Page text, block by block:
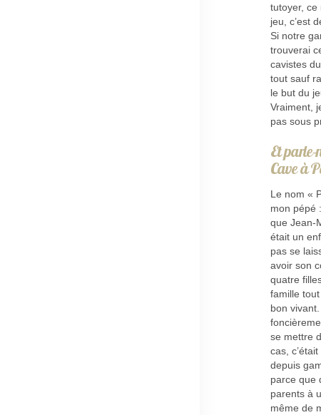
tutoyer, ce
jeu, c’est
Si notre
trouverai
cavistes
tout sauf
le but du
Vraiment,
pas sous
Et
Cave à
Le nom «
mon pépé
que Jean-
était un
pas se
avoir son
quatre
famille
bon vivant.
se mettre
cas,
depuis
parce que
parents à
même de